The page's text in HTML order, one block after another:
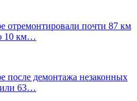
отремонтировали почти 87 км
10 км…
после демонтажа незаконных
63…